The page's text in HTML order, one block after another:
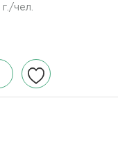
г./чел.